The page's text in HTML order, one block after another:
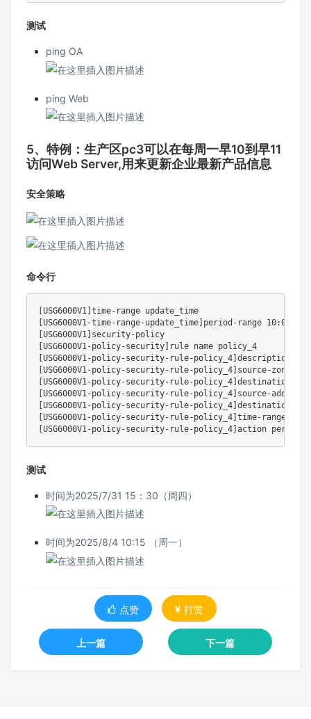
测试
ping OA
ping Web
5、特例：生产区pc3可以在每周一早10到早11
访问Web Server,用来更新企业最新产品信息
安全策略
命令行
[USG6000V1 ]
[USG6000V1-time-range-update_time] period-range 10
[USG6000V1 ]
[USG6000V1-policy-security]
[USG6000V1-policy-security-rule-policy_4]
[USG6000V1-policy-security-rule-policy_4]
[USG6000V1-policy-security-rule-policy_4]
[USG6000V1-policy-security-rule-policy_4] source-address
[USG6000V1-policy-security-rule-policy_4]
[USG6000V1-policy-security-rule-policy_4]
[USG6000V1-policy-security-rule-policy_4]
测试
时间为2025/7/31 15：30（周四）
时间为2025/8/4 10:15 （周一）
点赞 打赏
上一篇 下一篇